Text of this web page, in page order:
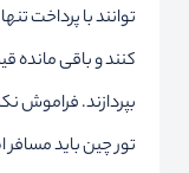
بپردازند. فراموش
تور چین باید مسافر